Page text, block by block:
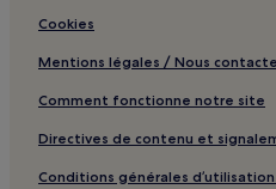
Cookies
Mentions légales / Nous
Comment fonctionne notre site
Directives de contenu et
Conditions générales